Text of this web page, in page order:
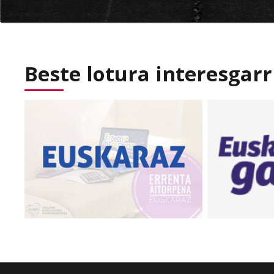
Beste lotura